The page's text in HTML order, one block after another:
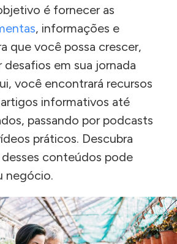
é fornecer as
, informações e
que você possa crescer,
desafios em sua jornada
você encontrará recursos
informativos até
passando por podcasts
práticos. Descubra
conteúdos pode
negócio.